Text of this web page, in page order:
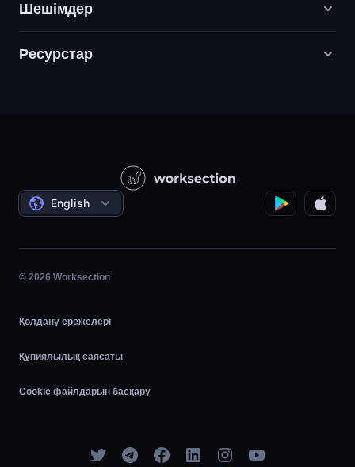
Шешімдер
Цифрлық маркетинг агенттіктері
Әлеуметтік жобалар
Жобаны басқару
Сағаттық жұмыс
Шапшаң
Ресурстар
Келісімдер
English
© 2026 Worksection
Қолдану ережелері
Құпиялылық саясаты
Cookie файлдарын басқару